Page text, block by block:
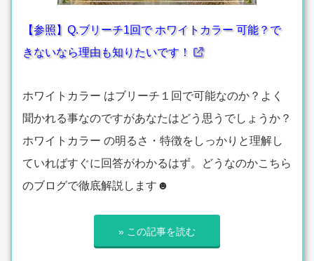
【参照】Q.ブリーチ1回で ホワイトカラー 可能？で
きないなら理由も知りたいです！
ホワイトカラー はブリーチ１回で可能なのか？よく
聞かれる事なのですがあなたはどう思うでしょうか？
ホワイトカラー の明るさ・特徴をしっかりと理解し
ていればすぐに回答がわかるはず。どうなのかこちら
のブログで徹底解説します☻
» この記事を読む